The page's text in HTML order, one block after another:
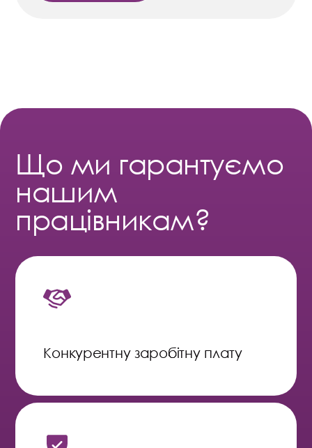
Що ми гарантуємо
нашим
працівникам?
Конкурентну заробітну плату